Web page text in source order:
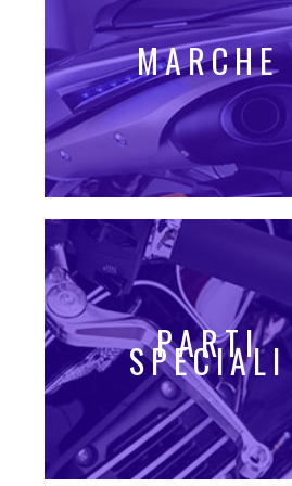
MARCHE
PARTI
SPECIALI